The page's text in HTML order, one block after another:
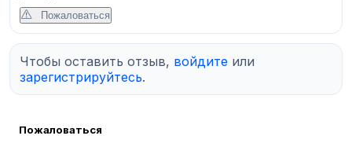
Пожаловаться
Чтобы оставить отзыв, войдите или
зарегистрируйтесь.
Пожаловаться